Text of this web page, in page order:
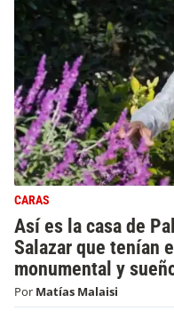
CARAS
Así es la casa de
Salazar que tenían
monumental y
Por Matías Malaisi